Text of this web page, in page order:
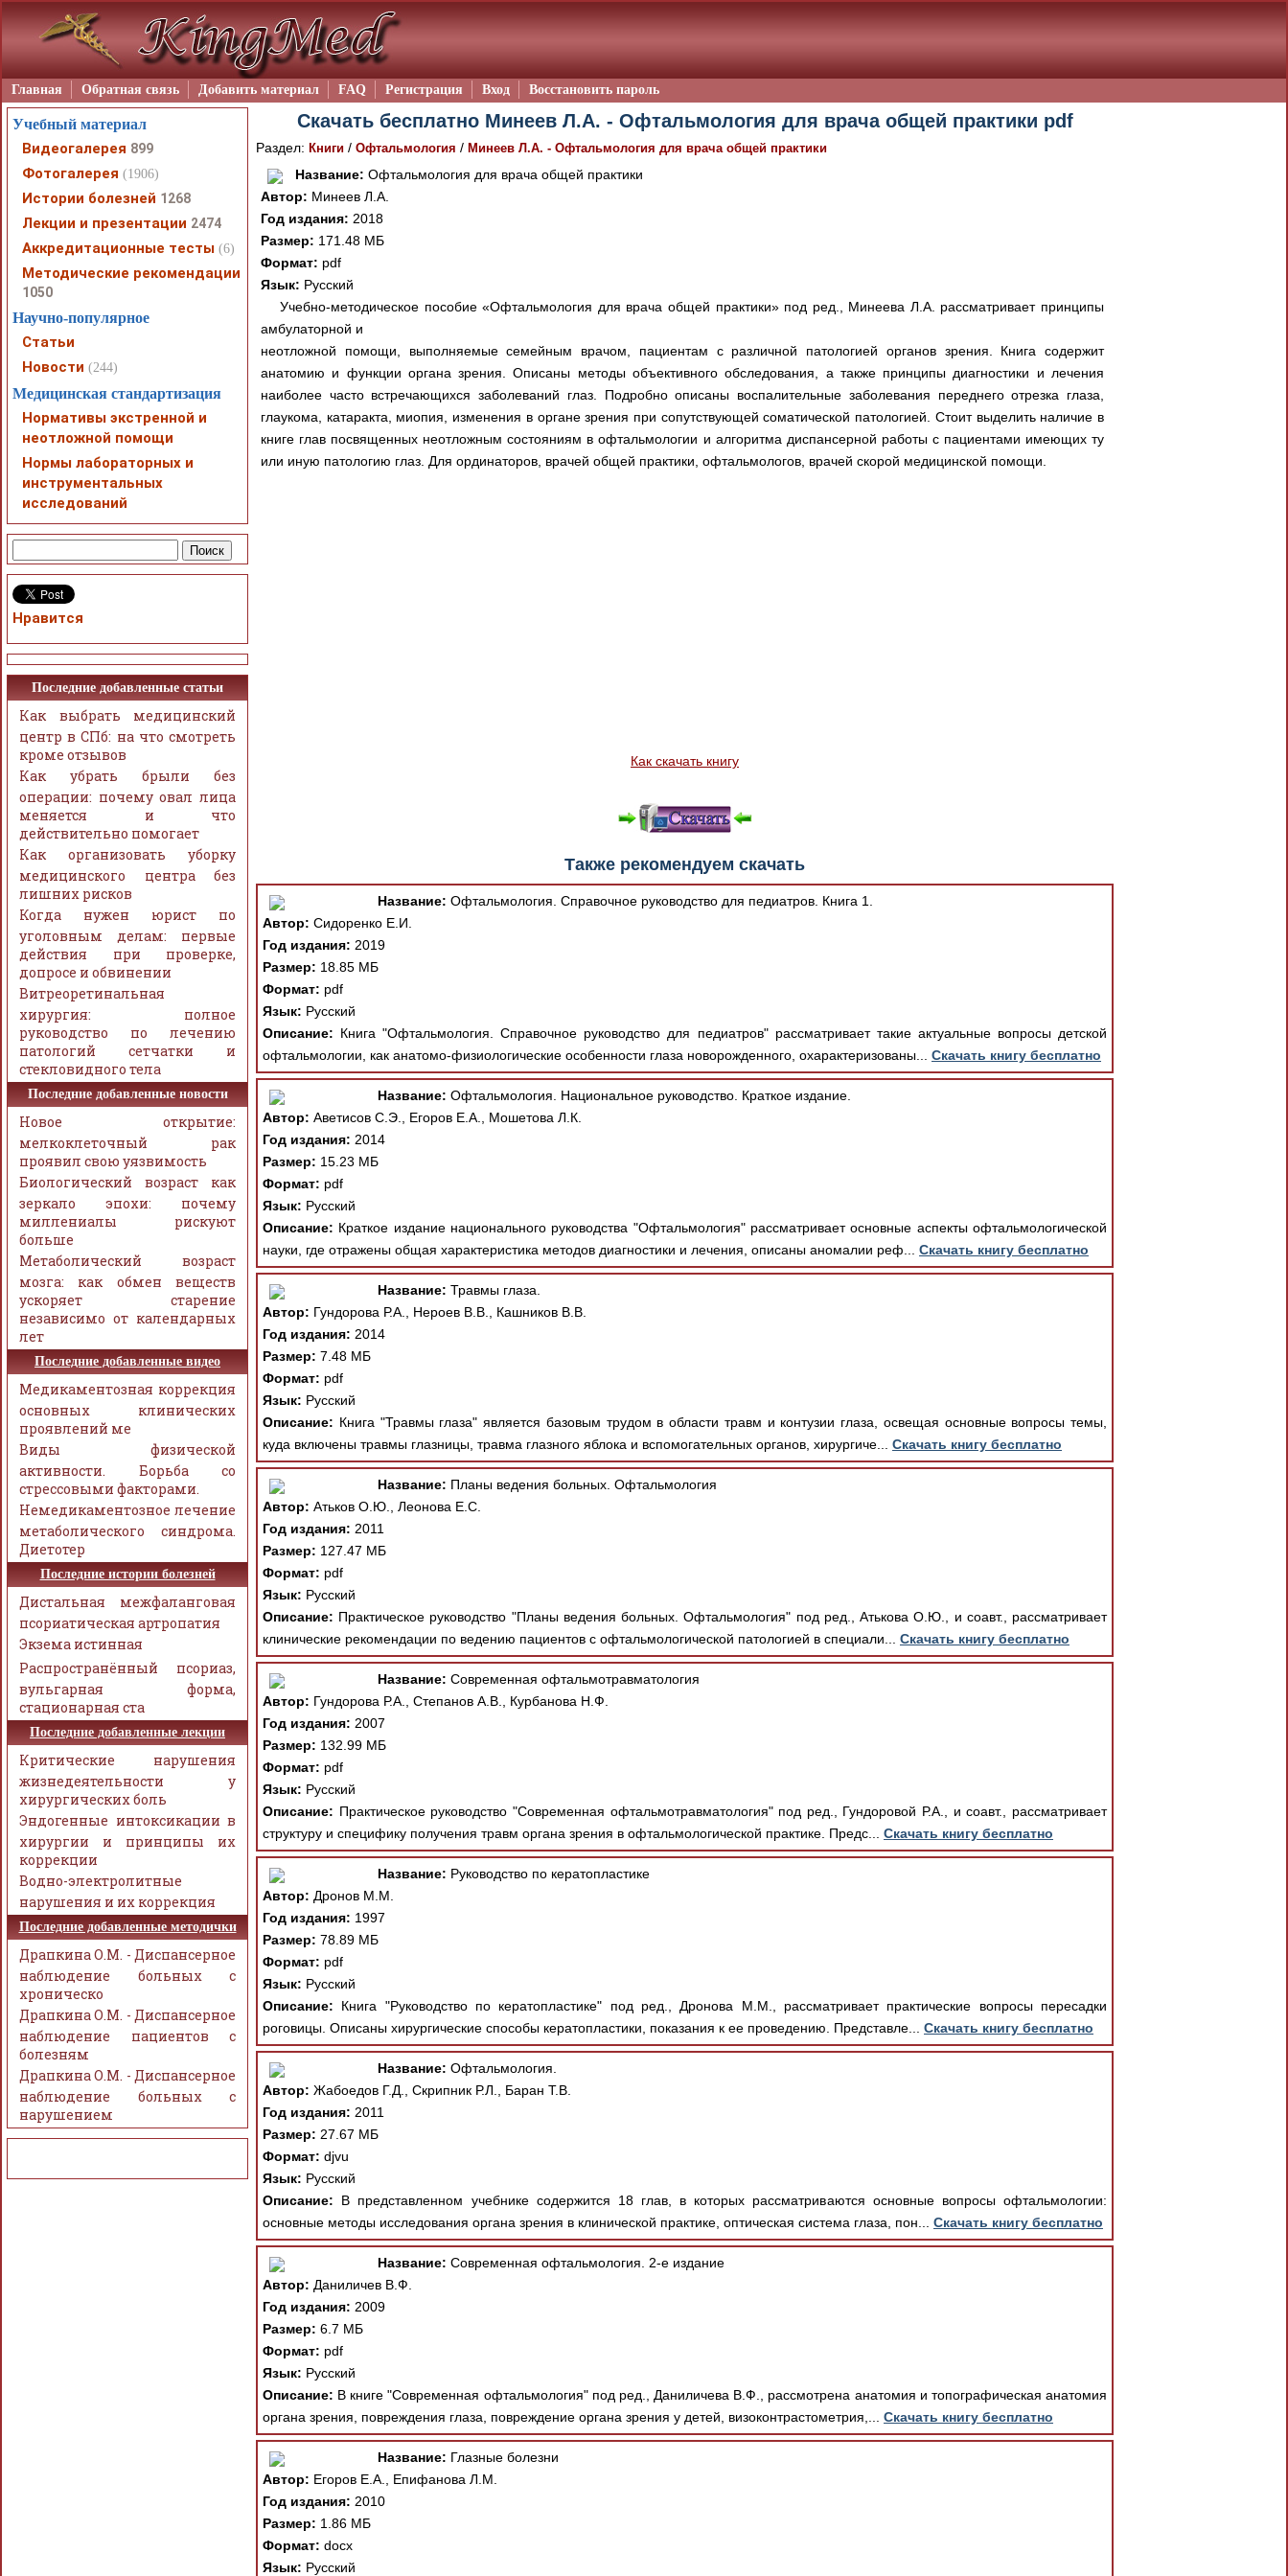
Главная Обратная связь Добавить материал FAQ Регистрация Вход Восстановить пароль
Скачать бесплатно Минеев Л.А. - Офтальмология для врача общей практики pdf
Раздел: Книги / Офтальмология / Минеев Л.А. - Офтальмология для врача общей практики
Название: Офтальмология для врача общей практики
Автор: Минеев Л.А.
Год издания: 2018
Размер: 171.48 МБ
Формат: pdf
Язык: Русский
Учебно-методическое пособие «Офтальмология для врача общей практики» под ред., Минеева Л.А. рассматривает принципы
амбулаторной и
неотложной помощи, выполняемые семейным врачом, пациентам с различной патологией органов зрения. Книга содержит
анатомию и функции органа зрения. Описаны методы объективного обследования, а также принципы диагностики и лечения
наиболее часто встречающихся заболеваний глаз. Подробно описаны воспалительные заболевания переднего отрезка глаза,
глаукома, катаракта, миопия, изменения в органе зрения при сопутствующей соматической патологией. Стоит выделить наличие в
книге глав посвященных неотложным состояниям в офтальмологии и алгоритма диспансерной работы с пациентами имеющих ту
или иную патологию глаз. Для ординаторов, врачей общей практики, офтальмологов, врачей скорой медицинской помощи.
Как скачать книгу
Также рекомендуем скачать
Название: Офтальмология. Справочное руководство для педиатров. Книга 1.
Автор: Сидоренко Е.И.
Год издания: 2019
Размер: 18.85 МБ
Формат: pdf
Язык: Русский
Описание: Книга "Офтальмология. Справочное руководство для педиатров" рассматривает такие актуальные вопросы детской
офтальмологии, как анатомо-физиологические особенности глаза новорожденного, охарактеризованы... Скачать книгу бесплатно
Название: Офтальмология. Национальное руководство. Краткое издание.
Автор: Аветисов С.Э., Егоров Е.А., Мошетова Л.К.
Год издания: 2014
Размер: 15.23 МБ
Формат: pdf
Язык: Русский
Описание: Краткое издание национального руководства "Офтальмология" рассматривает основные аспекты офтальмологической
науки, где отражены общая характеристика методов диагностики и лечения, описаны аномалии реф... Скачать книгу бесплатно
Название: Травмы глаза.
Автор: Гундорова Р.А., Нероев В.В., Кашников В.В.
Год издания: 2014
Размер: 7.48 МБ
Формат: pdf
Язык: Русский
Описание: Книга "Травмы глаза" является базовым трудом в области травм и контузии глаза, освещая основные вопросы темы,
куда включены травмы глазницы, травма глазного яблока и вспомогательных органов, хирургиче... Скачать книгу бесплатно
Название: Планы ведения больных. Офтальмология
Автор: Атьков О.Ю., Леонова Е.С.
Год издания: 2011
Размер: 127.47 МБ
Формат: pdf
Язык: Русский
Описание: Практическое руководство "Планы ведения больных. Офтальмология" под ред., Атькова О.Ю., и соавт., рассматривает
клинические рекомендации по ведению пациентов с офтальмологической патологией в специали... Скачать книгу бесплатно
Название: Современная офтальмотравматология
Автор: Гундорова Р.А., Степанов А.В., Курбанова Н.Ф.
Год издания: 2007
Размер: 132.99 МБ
Формат: pdf
Язык: Русский
Описание: Практическое руководство "Современная офтальмотравматология" под ред., Гундоровой Р.А., и соавт., рассматривает
структуру и специфику получения травм органа зрения в офтальмологической практике. Предс... Скачать книгу бесплатно
Название: Руководство по кератопластике
Автор: Дронов М.М.
Год издания: 1997
Размер: 78.89 МБ
Формат: pdf
Язык: Русский
Описание: Книга "Руководство по кератопластике" под ред., Дронова М.М., рассматривает практические вопросы пересадки
роговицы. Описаны хирургические способы кератопластики, показания к ее проведению. Представле... Скачать книгу бесплатно
Название: Офтальмология.
Автор: Жабоедов Г.Д., Скрипник Р.Л., Баран Т.В.
Год издания: 2011
Размер: 27.67 МБ
Формат: djvu
Язык: Русский
Описание: В представленном учебнике содержится 18 глав, в которых рассматриваются основные вопросы офтальмологии:
основные методы исследования органа зрения в клинической практике, оптическая система глаза, пон... Скачать книгу бесплатно
Название: Современная офтальмология. 2-е издание
Автор: Даниличев В.Ф.
Год издания: 2009
Размер: 6.7 МБ
Формат: pdf
Язык: Русский
Описание: В книге "Современная офтальмология" под ред., Даниличева В.Ф., рассмотрена анатомия и топографическая анатомия
органа зрения, повреждения глаза, повреждение органа зрения у детей, визоконтрастометрия,... Скачать книгу бесплатно
Название: Глазные болезни
Автор: Егоров Е.А., Епифанова Л.М.
Год издания: 2010
Размер: 1.86 МБ
Формат: docx
Язык: Русский
Учебный материал
Видеогалерея 899
Фотогалерея (1906)
Истории болезней 1268
Лекции и презентации 2474
Аккредитационные тесты (6)
Методические рекомендации
1050
Научно-популярное
Статьи
Новости (244)
Медицинская стандартизация
Нормативы экстренной и
неотложной помощи
Нормы лабораторных и
инструментальных
исследований
Нравится
Последние добавленные статьи
Как выбрать медицинский
центр в СПб: на что смотреть
кроме отзывов
Как убрать брыли без
операции: почему овал лица
меняется и что
действительно помогает
Как организовать уборку
медицинского центра без
лишних рисков
Когда нужен юрист по
уголовным делам: первые
действия при проверке,
допросе и обвинении
Витреоретинальная
хирургия: полное
руководство по лечению
патологий сетчатки и
стекловидного тела
Последние добавленные новости
Новое открытие:
мелкоклеточный рак
проявил свою уязвимость
Биологический возраст как
зеркало эпохи: почему
миллениалы рискуют
больше
Метаболический возраст
мозга: как обмен веществ
ускоряет старение
независимо от календарных
лет
Последние добавленные видео
Медикаментозная коррекция
основных клинических
проявлений ме
Виды физической
активности. Борьба со
стрессовыми факторами.
Немедикаментозное лечение
метаболического синдрома.
Диетотер
Последние истории болезней
Дистальная межфаланговая
псориатическая артропатия
Экзема истинная
Распространённый псориаз,
вульгарная форма,
стационарная ста
Последние добавленные лекции
Критические нарушения
жизнедеятельности у
хирургических боль
Эндогенные интоксикации в
хирургии и принципы их
коррекции
Водно-электролитные
нарушения и их коррекция
Последние добавленные методички
Драпкина О.М. - Диспансерное
наблюдение больных с
хроническо
Драпкина О.М. - Диспансерное
наблюдение пациентов с
болезням
Драпкина О.М. - Диспансерное
наблюдение больных с
нарушением